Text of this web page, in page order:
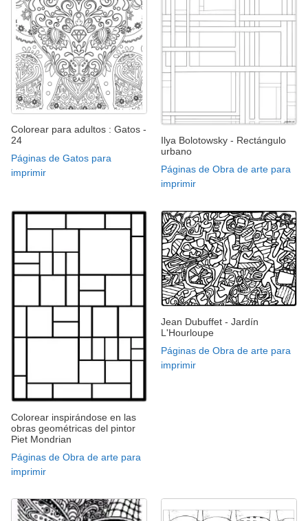
Colorear para adultos : Gatos -
24
Páginas de Gatos para
imprimir
Ilya Bolotowsky - Rectángulo
urbano
Páginas de Obra de arte para
imprimir
Colorear inspirándose en las
obras geométricas del pintor
Piet Mondrian
Páginas de Obra de arte para
imprimir
Jean Dubuffet - Jardín
L'Hourloupe
Páginas de Obra de arte para
imprimir